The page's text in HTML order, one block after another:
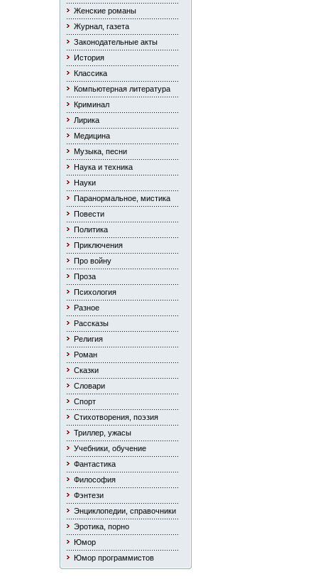
Женские романы
Журнал, газета
Законодательные акты
История
Классика
Компьютерная литература
Криминал
Лирика
Медицина
Музыка, песни
Наука и техника
Науки
Паранормальное, мистика
Повести
Политика
Приключения
Про войну
Проза
Психология
Разное
Рассказы
Религия
Роман
Сказки
Словари
Спорт
Стихотворения, поэзия
Триллер, ужасы
Учебники, обучение
Фантастика
Философия
Фэнтези
Энциклопедии, справочники
Эротика, порно
Юмор
Юмор программистов